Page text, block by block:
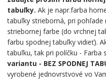
tabuľky. Ak je napr.farba
tabuľky strieborná, pri pohľade
striebornej farbe (do vrchnej
farbu spodnej tabuľky vidieť).
tabuľku, tak pri políčku - Farba
variantu - BEZ SPODNEJ
vyrobené jednovrstvové vo